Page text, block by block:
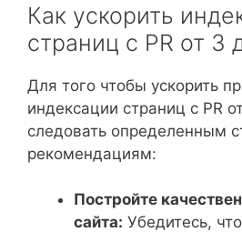
Как ускорить
страниц с PR от 3
Для того чтобы ускорить
индексации страниц с PR
следовать определенным
рекомендациям:
Постройте
сайта: Убедитесь,